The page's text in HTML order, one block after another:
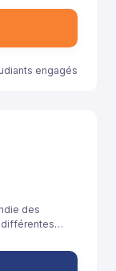
engagés
des
différentes